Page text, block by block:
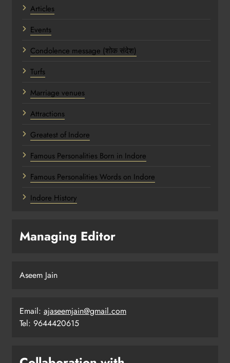
Articles
Events
Condolence message (शोक संदेश)
Turfs
Marriage venues
Attractions
Greatest of Indore
Famous Personalities Born in Indore
Famous Personalities Words on Indore
Indore History
Managing Editor
Aseem Jain
Email: ajaseemjain@gmail.com
Tel: 9644420615